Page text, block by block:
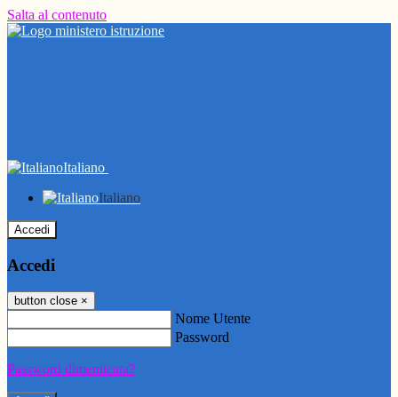
Salta al contenuto
Italiano
Italiano
Accedi
Accedi
button close ×
Nome Utente
Password
Password dimenticata?